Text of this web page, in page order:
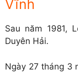
Vĩnh
Sau năm 1981,
Duyên Hải.
Ngày 27 tháng 3